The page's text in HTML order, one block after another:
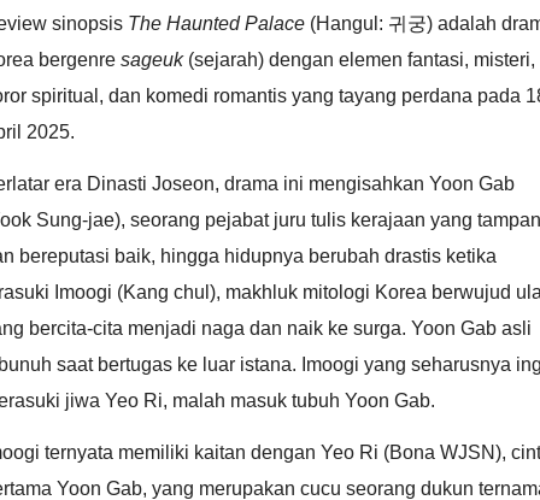
sinopsis The Haunted Palace (Hangul: 귀궁) adalah
bergenre sageuk(sejarah) dengan elemen fantasi, misteri,
spiritual, dan komedi romantis yang tayang perdana pada
2025.
era Dinasti Joseon, drama ini mengisahkan Yoon Gab
Sung-jae), seorang pejabat juru tulis kerajaan yang tampan
bereputasi baik, hingga hidupnya berubah drastis ketika
Imoogi (Kang chul), makhluk mitologi Korea berwujud
bercita-cita menjadi naga dan naik ke surga. Yoon Gab asli
saat bertugas ke luar istana. Imoogi yang seharusnya
jiwa Yeo Ri, malah masuk tubuh Yoon Gab.
ternyata memiliki kaitan dengan Yeo Ri (Bona WJSN),
Yoon Gab, yang merupakan cucu seorang dukun